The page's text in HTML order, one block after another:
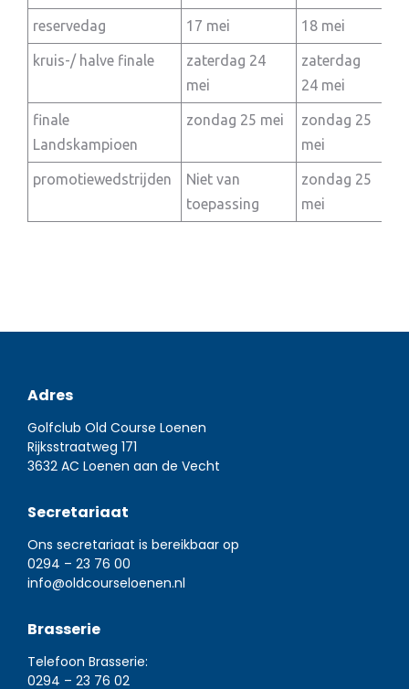
reservedag 17 mei 18 mei
kruis-/ halve finale
zaterdag 24
mei
zaterdag
24 mei
finale
Landskampioen
zondag 25 mei
zondag 25
mei
promotiewedstrijden
Niet van
toepassing
zondag 25
mei
Adres
Golfclub Old Course Loenen
Rijksstraatweg 171
3632 AC Loenen aan de Vecht
Secretariaat
Ons secretariaat is bereikbaar op
0294 – 23 76 00
info@oldcourseloenen.nl
Brasserie
Telefoon Brasserie:
0294 – 23 76 02